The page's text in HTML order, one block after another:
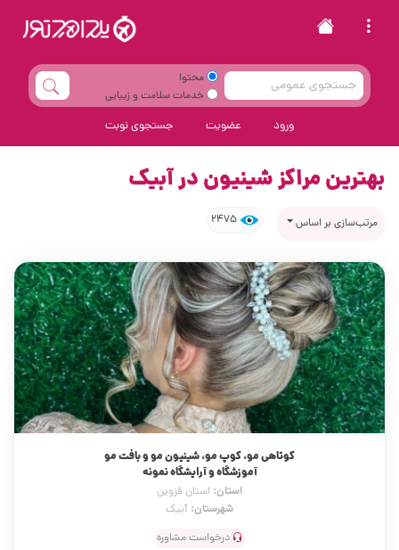
محتوا
خدمات سلامت و زیبایی
ورود عضویت جستجوی نوبت
بهترین مراکز شینیون در آبیک
مرتب‌سازی بر اساس 2475
کوتاهی مو، کوپ مو، شینیون مو و بافت مو
آموزشگاه و آرایشگاه نمونه
استان: استان قزوین
شهرستان: آبیک
درخواست مشاوره